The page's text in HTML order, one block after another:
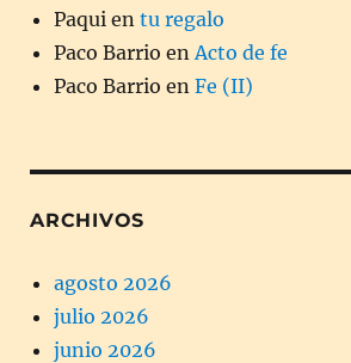
Paqui en tu regalo
Paco Barrio en Acto de fe
Paco Barrio en Fe (II)
ARCHIVOS
agosto 2026
julio 2026
junio 2026